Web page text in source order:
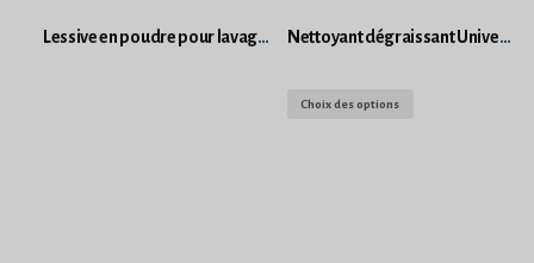
Lessive en poudre pour lavage en machine NEO Nettoyant dégraissant Universel à diluer
Choix des options